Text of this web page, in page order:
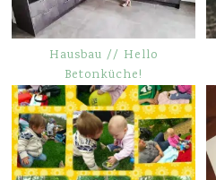
Hausbau // Hello
Betonküche!